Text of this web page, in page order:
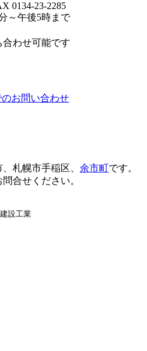
0134-23-2285
～午後5時まで
わせ可能です
お問い合わせ
札幌市手稲区、 余市町です。
合せください。
設工業